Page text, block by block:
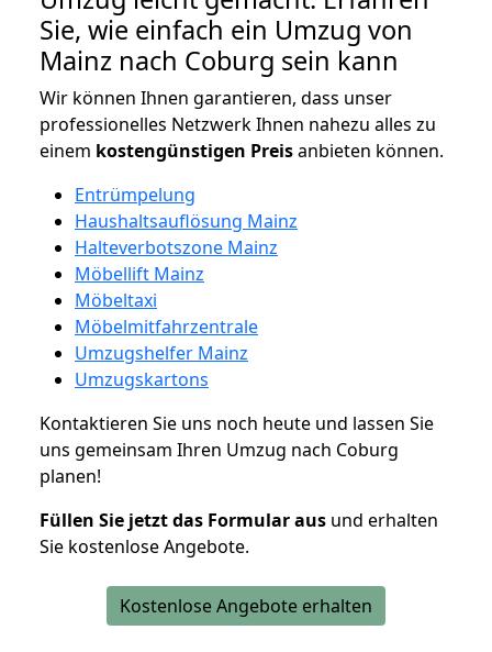
Sie, wie einfach ein Umzug von
Mainz nach Coburg sein kann
Wir können Ihnen garantieren, dass unser
professionelles Netzwerk Ihnen nahezu alles zu
einem kostengünstigen Preisanbieten können.
Entrümpelung
Haushaltsauflösung Mainz
Halteverbotszone Mainz
Möbellift Mainz
Möbeltaxi
Möbelmitfahrzentrale
Umzugshelfer Mainz
Umzugskartons
Kontaktieren Sie uns noch heute und lassen Sie
uns gemeinsam Ihren Umzug nach Coburg
planen!
Füllen Sie jetzt das Formular aus und erhalten
Sie kostenlose Angebote.
Kostenlose Angebote erhalten